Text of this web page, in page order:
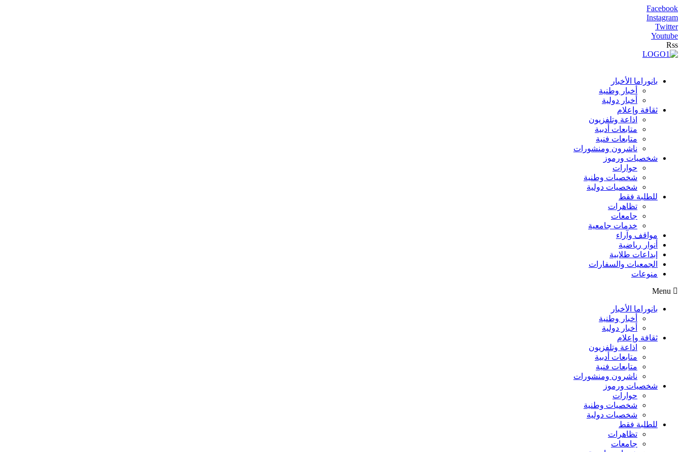
Facebook
Instagram
Twitter
Youtube
Rss
بانوراما الأخبار
أخبار وطنية
أخبار دولية
ثقافة وإعلام
اذاعة وتلفزيون
متابعات أدبية
متابعات فنية
ناشرون ومنشورات
شخصيات ورموز
حوارات
شخصيات وطنية
شخصيات دولية
للطلبة فقط
تظاهرات
جامعات
خدمات جامعية
مواقف وآراء
أنوار رياضية
إبداعات طلابية
الجمعيات والسفارات
منوعات
Menu
بانوراما الأخبار
أخبار وطنية
أخبار دولية
ثقافة وإعلام
اذاعة وتلفزيون
متابعات أدبية
متابعات فنية
ناشرون ومنشورات
شخصيات ورموز
حوارات
شخصيات وطنية
شخصيات دولية
للطلبة فقط
تظاهرات
جامعات